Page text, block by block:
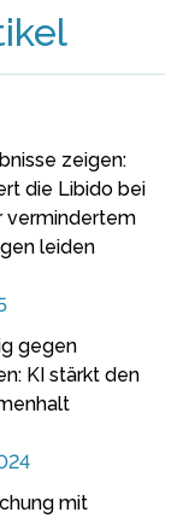
zeigen:
die Libido bei
vermindertem
leiden
gegen
KI stärkt den
mit